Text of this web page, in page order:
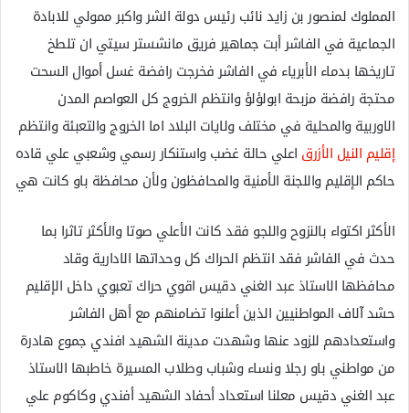
المملوك لمنصور بن زايد نائب رئيس دولة الشر واكبر ممولي للابادة
الجماعية في الفاشر أبت جماهير فريق مانشستر سيتي ان تلطخ
تاريخها بدماء الأبرياء في الفاشر فخرجت رافضة غسل أموال السحت
محتجة رافضة مزبحة ابولؤلؤ وانتظم الخروج كل العواصم المدن
الاوربية والمحلية في مختلف ولايات البلاد اما الخروج والتعبئة وانتظم
إقليم النيل الأزرق اعلي حالة غضب واستنكار رسمي وشعبي علي قاده
حاكم الإقليم واللجنة الأمنية والمحافظون ولأن محافظة باو كانت هي
الأكثر اكتواء بالنزوح واللجو فقد كانت الأعلي صوتا والأكثر تاثرا بما
حدث في الفاشر فقد انتظم الحراك كل وحداتها الادارية وقاد
محافظها الاستاذ عبد الغني دقيس اقوي حراك تعبوي داخل الإقليم
حشد آلاف المواطنيين الذين أعلنوا تضامنهم مع أهل الفاشر
واستعدادهم للزود عنها وشهدت مدينة الشهيد افندي جموع هادرة
من مواطني باو رجلا ونساء وشباب وطلاب المسيرة خاطبها الاستاذ
عبد الغني دقيس معلنا استعداد أحفاد الشهيد أفندي وكاكوم علي